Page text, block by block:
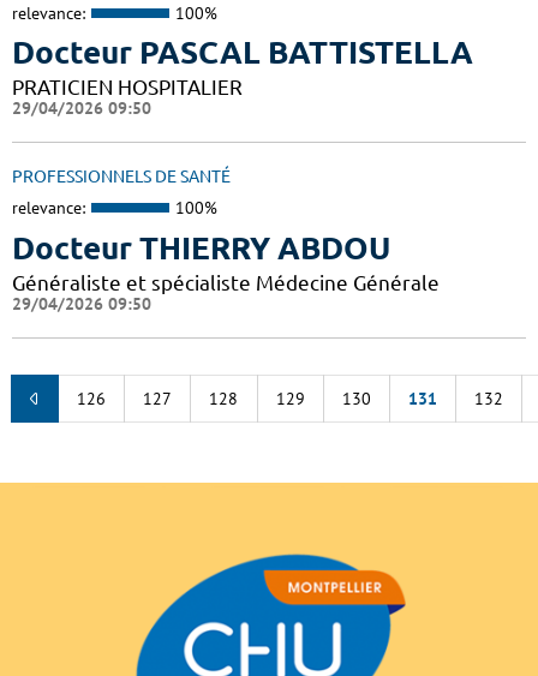
relevance: 100%
Docteur PASCAL BATTISTELLA
PRATICIEN HOSPITALIER
29/04/2026 09:50
PROFESSIONNELS DE SANTÉ
relevance: 100%
Docteur THIERRY ABDOU
Généraliste et spécialiste Médecine Générale
29/04/2026 09:50
126 127 128 129 130 131 132